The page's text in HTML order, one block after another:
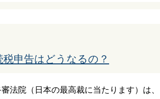
申告はどうなるの？
法院（日本の最高裁に当たります）は、